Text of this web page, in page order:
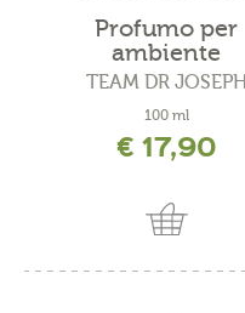
Profumo per
ambiente
"respiro...
TEAM DR JOSEPH
100 ml
€ 17,90